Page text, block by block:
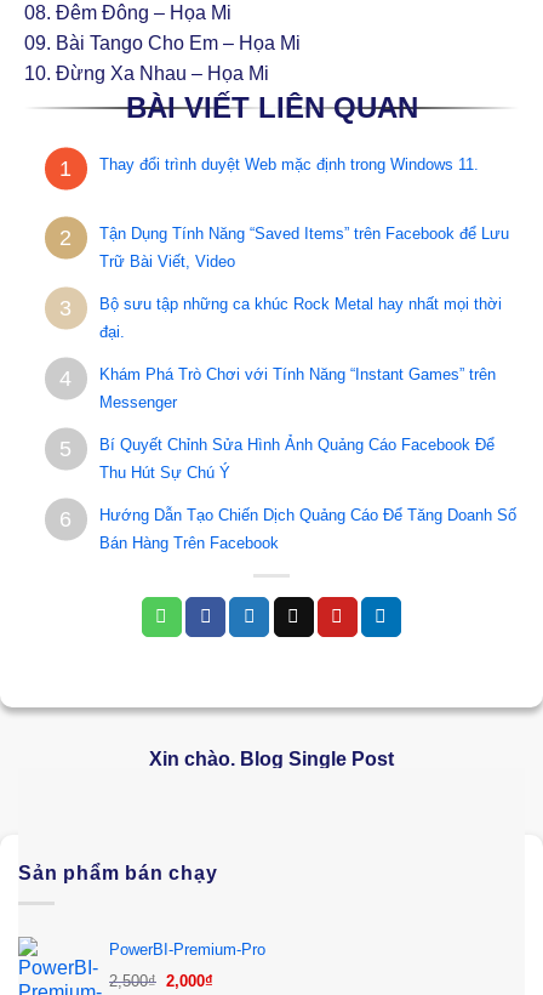
08. Ðêm Ðông – Họa Mi
09. Bài Tango Cho Em – Họa Mi
10. Ðừng Xa Nhau – Họa Mi
BÀI VIẾT LIÊN QUAN
1 Thay đổi trình duyệt Web mặc định trong Windows 11.
2
Tận Dụng Tính Năng “Saved Items” trên Facebook để Lưu
Trữ Bài Viết, Video
3
Bộ sưu tập những ca khúc Rock Metal hay nhất mọi thời
đại.
4
Khám Phá Trò Chơi với Tính Năng “Instant Games” trên
Messenger
5
Bí Quyết Chỉnh Sửa Hình Ảnh Quảng Cáo Facebook Để
Thu Hút Sự Chú Ý
6
Hướng Dẫn Tạo Chiến Dịch Quảng Cáo Để Tăng Doanh Số
Bán Hàng Trên Facebook
Xin chào. Blog Single Post
Sản phẩm bán chạy
PowerBI-Premium-Pro
2,500₫ Giá
2,000₫Giá